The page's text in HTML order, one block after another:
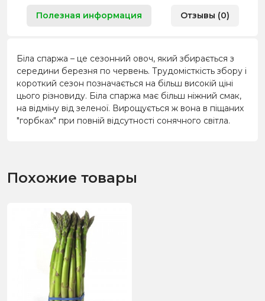
Полезная информация Отзывы (0)
Біла спаржа – це сезонний овоч, який збирається з
середини березня по червень. Трудомісткість збору і
короткий сезон позначається на більш високій ціні
цього різновиду. Біла спаржа має більш ніжний смак,
на відміну від зеленої. Вирощується ж вона в піщаних
"горбках" при повній відсутності сонячного світла.
Похожие товары